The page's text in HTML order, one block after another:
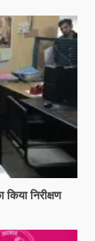
निरीक्षण